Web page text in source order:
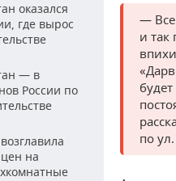
оказался
где вырос
— в
России по
на
— Все
и так
по